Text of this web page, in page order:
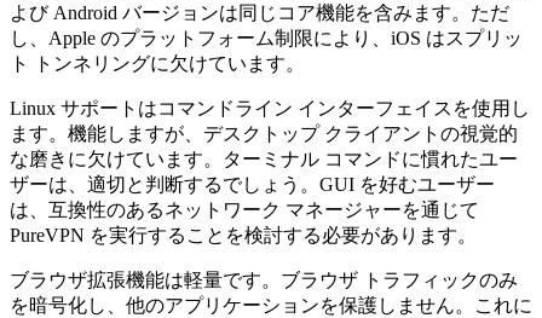
よび Android バージョンは同じコア機能を含みます。ただ
し、Apple のプラットフォーム制限により、iOS はスプリッ
ト トンネリングに欠けています。
Linux サポートはコマンドライン インターフェイスを使用し
ます。機能しますが、デスクトップ クライアントの視覚的
な磨きに欠けています。ターミナル コマンドに慣れたユー
ザーは、適切と判断するでしょう。GUI を好むユーザー
は、互換性のあるネットワーク マネージャーを通じて
PureVPN を実行することを検討する必要があります。
ブラウザ拡張機能は軽量です。ブラウザ トラフィックのみ
を暗号化し、他のアプリケーションを保護しません。これに